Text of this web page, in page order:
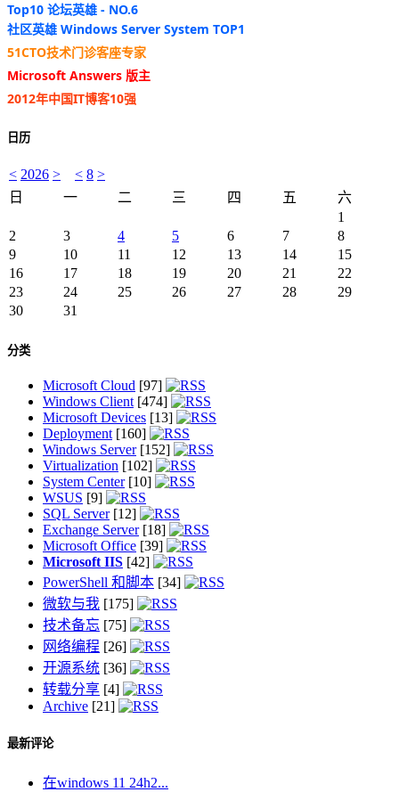
Top10 论坛英雄 - NO.6
社区英雄 Windows Server System TOP1
51CTO技术门诊客座专家
Microsoft Answers 版主
2012年中国IT博客10强
日历
< 2026 > < 8 >
日
一 二 三 四 五
六
1
2
3 4 5 6 7
8
9
10 11 12 13 14
15
16
17 18 19 20 21
22
23
24 25 26 27 28
29
30
31
分类
Microsoft Cloud [97]
Windows Client [474]
Microsoft Devices [13]
Deployment [160]
Windows Server[152]
Virtualization [102]
System Center[10]
WSUS [9]
SQL Server[12]
Exchange Server[18]
Microsoft Office [39]
Microsoft IIS [42]
PowerShell 和脚本 [34]
微软与我 [175]
技术备忘 [75]
网络编程 [26]
开源系统 [36]
转载分享 [4]
Archive [21]
最新评论
在windows 11 24h2...